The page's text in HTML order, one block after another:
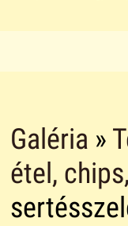
Galéria »
étel,